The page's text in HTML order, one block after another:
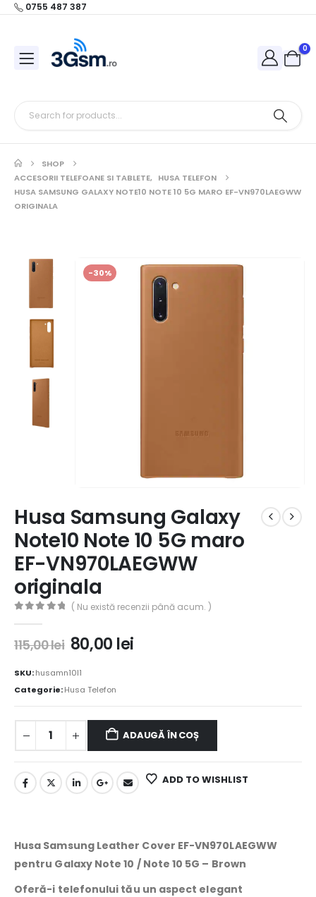
0755 487 387
0
SHOP
ACCESORII TELEFOANE SI TABLETE, HUSA TELEFON
HUSA SAMSUNG GALAXY NOTE10 NOTE 10 5G MARO EF-VN970LAEGWW
ORIGINALA
-30%
Husa Samsung Galaxy
Note10 Note 10 5G maro
EF-VN970LAEGWW
originala
( Nu există recenzii până acum. )
115,00lei 80,00 lei
SKU:husamn10l1
Categorie:Husa Telefon
ADAUGĂ ÎN COȘ
ADD TO WISHLIST
Husa Samsung Leather Cover EF-VN970LAEGWW
pentru Galaxy Note 10 / Note 10 5G – Brown
Oferă-i telefonului tău un aspect elegant